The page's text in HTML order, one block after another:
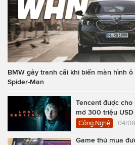
BMW gây tranh cãi khi biến màn hình
Spider-Man
Tencent được
mở 300 triệu USD
Công Nghệ 04/
Game thủ mua